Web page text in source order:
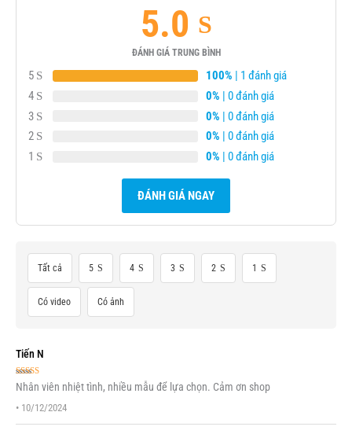
5.0
ĐÁNH GIÁ TRUNG BÌNH
5 100% | 1 đánh giá
4
0% | 0 đánh giá
3
0% | 0 đánh giá
2
0% | 0 đánh giá
1
0% | 0 đánh giá
ĐÁNH GIÁ NGAY
Tất cả 5 4 3 2 1
Có video Có ảnh
Tiến N
Được xếp
hạng5 5 sao
Nhân viên nhiệt tình, nhiều mẫu để lựa chọn. Cảm ơn shop
• 10/12/2024